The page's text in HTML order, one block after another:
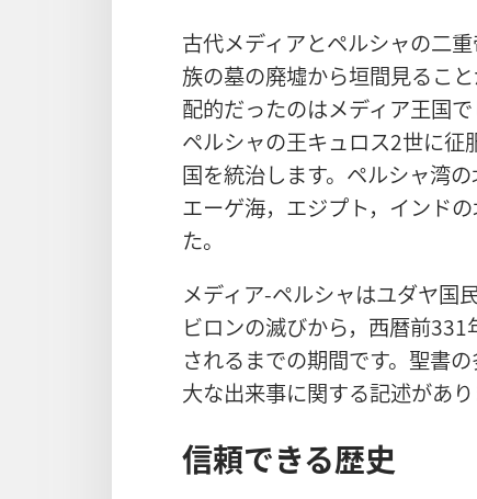
古代メディアとペルシャの二
族の墓の廃墟から垣間見るこ
配的だったのはメディア王国
ペルシャの王キュロス2世に征
国を統治します。ペルシャ湾
エーゲ海，エジプト，インド
た。
メディア-ペルシャはユダヤ国
ビロンの滅びから，西暦前
されるまでの期間です。聖書
大な出来事に関する記述があり
信頼できる歴史